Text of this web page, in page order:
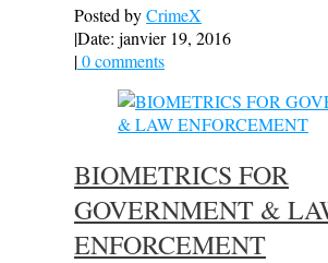
Posted byCrimeX
|Date: janvier 19, 2016
|0 comments
BIOMETRICS FOR
GOVERNMENT &
ENFORCEMENT